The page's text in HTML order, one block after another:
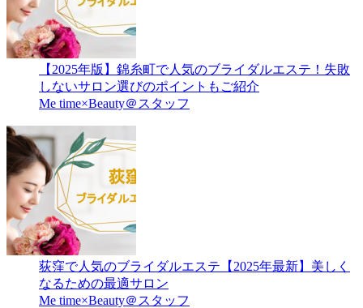
【2025年版】錦糸町で人気のブライダルエステ！失敗
しないサロン選びのポイントもご紹介
Me time×Beauty＠スタッフ
荻窪で人気のブライダルエステ【2025年最新】美しく
なるための最適サロン
Me time×Beauty＠スタッフ